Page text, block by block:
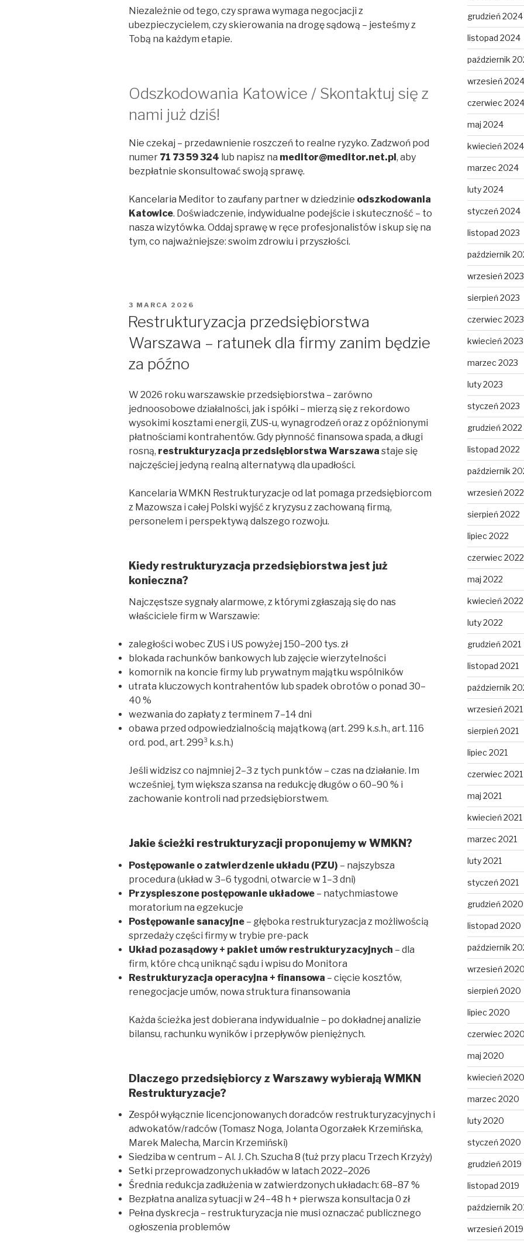
Niezależnie od tego, czy sprawa wymaga negocjacji z
ubezpieczycielem, czy skierowania na drogę sądową – jesteśmy z
Tobą na każdym etapie.
Odszkodowania Katowice / Skontaktuj się z
nami już dziś!
Nie czekaj – przedawnienie roszczeń to realne ryzyko. Zadzwoń pod
numer 71 73 59 324 lub napisz na meditor@meditor.net.pl , aby
bezpłatnie skonsultować swoją sprawę.
Kancelaria Meditor to zaufany partner w dziedzinie odszkodowania
Katowice. Doświadczenie, indywidualne podejście i skuteczność – to
nasza wizytówka. Oddaj sprawę w ręce profesjonalistów i skup się na
tym, co najważniejsze: swoim zdrowiu i przyszłości.
OPUBLIKOWANE
3 MARCA 2026
Restrukturyzacja przedsiębiorstwa
Warszawa – ratunek dla firmy zanim będzie
za późno
W 2026 roku warszawskie przedsiębiorstwa – zarówno
jednoosobowe działalności, jak i spółki – mierzą się z rekordowo
wysokimi kosztami energii, ZUS-u, wynagrodzeń oraz z opóźnionymi
płatnościami kontrahentów. Gdy płynność finansowa spada, a długi
rosną, restrukturyzacja przedsiębiorstwa Warszawa staje się
najczęściej jedyną realną alternatywą dla upadłości.
Kancelaria WMKN Restrukturyzacje od lat pomaga przedsiębiorcom
z Mazowsza i całej Polski wyjść z kryzysu z zachowaną firmą,
personelem i perspektywą dalszego rozwoju.
Kiedy restrukturyzacja przedsiębiorstwa jest już
konieczna?
Najczęstsze sygnały alarmowe, z którymi zgłaszają się do nas
właściciele firm w Warszawie:
zaległości wobec ZUS i US powyżej 150–200 tys. zł
blokada rachunków bankowych lub zajęcie wierzytelności
komornik na koncie firmy lub prywatnym majątku wspólników
utrata kluczowych kontrahentów lub spadek obrotów o ponad 30–
40 %
wezwania do zapłaty z terminem 7–14 dni
obawa przed odpowiedzialnością majątkową (art. 299 k.s.h., art. 116
ord. pod., art. 299³ k.s.h.)
Jeśli widzisz co najmniej 2–3 z tych punktów – czas na działanie. Im
wcześniej, tym większa szansa na redukcję długów o 60–90 % i
zachowanie kontroli nad przedsiębiorstwem.
Jakie ścieżki restrukturyzacji proponujemy w WMKN?
Postępowanie o zatwierdzenie układu (PZU) – najszybsza
procedura (układ w 3–6 tygodni, otwarcie w 1–3 dni)
Przyspieszone postępowanie układowe – natychmiastowe
moratorium na egzekucje
Postępowanie sanacyjne – głęboka restrukturyzacja z możliwością
sprzedaży części firmy w trybie pre-pack
Układ pozasądowy + pakiet umów restrukturyzacyjnych – dla
firm, które chcą uniknąć sądu i wpisu do Monitora
Restrukturyzacja operacyjna + finansowa – cięcie kosztów,
renegocjacje umów, nowa struktura finansowania
Każda ścieżka jest dobierana indywidualnie – po dokładnej analizie
bilansu, rachunku wyników i przepływów pieniężnych.
Dlaczego przedsiębiorcy z Warszawy wybierają WMKN
Restrukturyzacje?
Zespół wyłącznie licencjonowanych doradców restrukturyzacyjnych i
adwokatów/radców (Tomasz Noga, Jolanta Ogorzałek Krzemińska,
Marek Malecha, Marcin Krzemiński)
Siedziba w centrum – Al. J. Ch. Szucha 8 (tuż przy placu Trzech Krzyży)
Setki przeprowadzonych układów w latach 2022–2026
Średnia redukcja zadłużenia w zatwierdzonych układach: 68–87 %
Bezpłatna analiza sytuacji w 24–48 h + pierwsza konsultacja 0 zł
Pełna dyskrecja – restrukturyzacja nie musi oznaczać publicznego
ogłoszenia problemów
grudzień 2024
listopad 2024
październik
wrzesień 2024
czerwiec 2024
maj 2024
kwiecień 2024
marzec 2024
luty 2024
styczeń 2024
listopad 2023
październik
wrzesień 2023
sierpień 2023
czerwiec 2023
kwiecień 2023
marzec 2023
luty 2023
styczeń 2023
grudzień 2022
listopad 2022
październik
wrzesień 2022
sierpień 2022
lipiec 2022
czerwiec 2022
maj 2022
kwiecień 2022
luty 2022
grudzień 2021
listopad 2021
październik
wrzesień 2021
sierpień 2021
lipiec 2021
czerwiec 2021
maj 2021
kwiecień 2021
marzec 2021
luty 2021
styczeń 2021
grudzień 2020
listopad 2020
październik
wrzesień
sierpień 2020
lipiec 2020
czerwiec
maj 2020
kwiecień 2020
marzec 2020
luty 2020
styczeń 2020
grudzień 2019
listopad 2019
październik
wrzesień 2019